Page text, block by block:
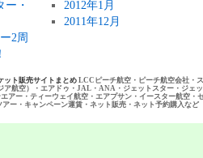
・
2周
2012年1月
2011年12月
ット販売サイトまとめ LCCピーチ航空・ピーチ航空会社・
ア航空）・エアドゥ・JAL・ANA・ジェットスター・ジェ
アー・ティーウェイ航空・エアプサン・イースター航空
ー・キャンペーン運賃・ネット販売・ネット予約購入など